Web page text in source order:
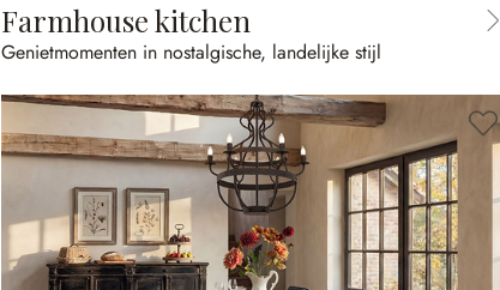
Farmhouse kitchen
Genietmomenten in nostalgische, landelijke stijl